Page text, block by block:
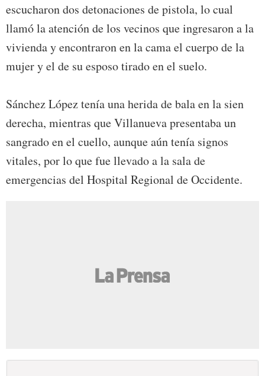
escucharon dos detonaciones de pistola, lo cual
llamó la atención de los vecinos que ingresaron a la
vivienda y encontraron en la cama el cuerpo de la
mujer y el de su esposo tirado en el suelo.
Sánchez López tenía una herida de bala en la sien
derecha, mientras que Villanueva presentaba un
sangrado en el cuello, aunque aún tenía signos
vitales, por lo que fue llevado a la sala de
emergencias del Hospital Regional de Occidente.